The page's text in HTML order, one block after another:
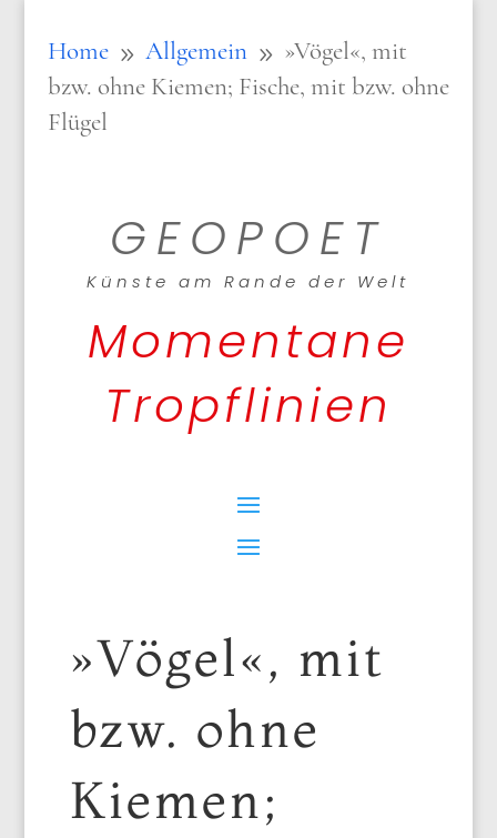
Home 9 Allgemein 9 »Vögel«, mit
bzw. ohne Kiemen; Fische, mit bzw. ohne
Flügel
GEOPOET
Künste am Rande der Welt
Momentane
Tropflinien
»Vögel«, mit
bzw. ohne
Kiemen;